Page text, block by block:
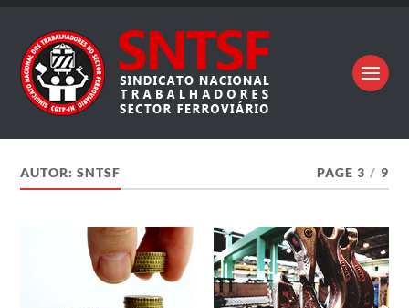
AUTOR:SNTSF PAGE 3 / 9